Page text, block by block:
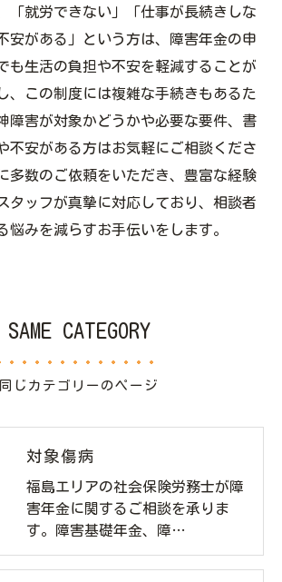
「就労できない」「仕事が長続きしな
安がある」という方は、障害年金の申
も生活の負担や不安を軽減することが
、この制度には複雑な手続きもあるた
障害が対象かどうかや必要な要件、書
不安がある方はお気軽にご相談くださ
多数のご依頼をいただき、豊富な経験
タッフが真摯に対応しており、相談者
悩みを減らすお手伝いをします。
同じカテゴリーのページ
SAME CATEGORY
対象傷病
福島エリアの社会保険労務士が障
害年金に関するご相談を承りま
す。障害基礎年金、障…